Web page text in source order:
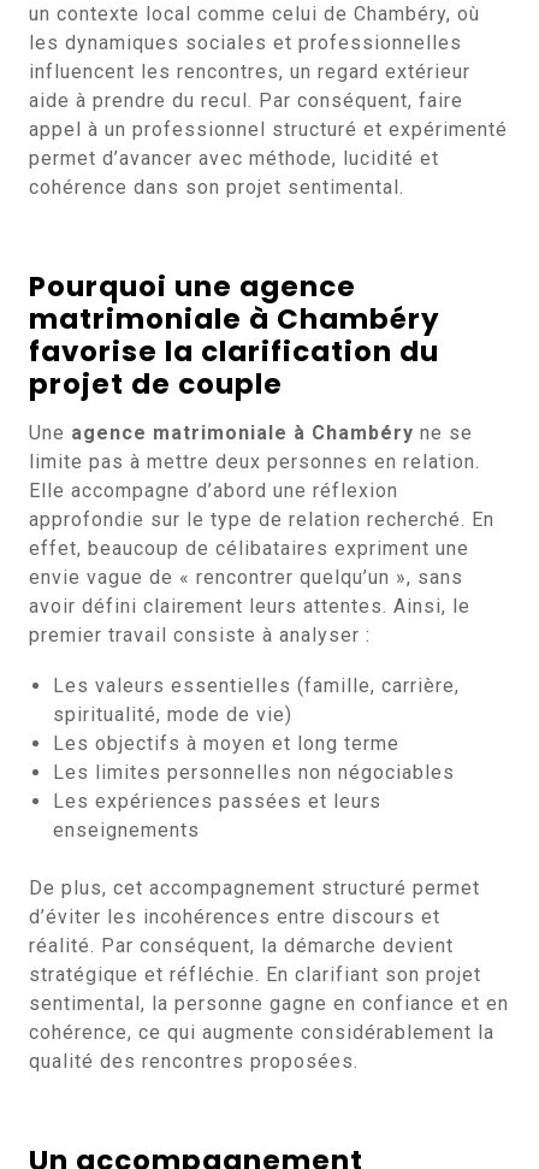
un contexte local comme celui de Chambéry, où
les dynamiques sociales et professionnelles
influencent les rencontres, un regard extérieur
aide à prendre du recul. Par conséquent, faire
appel à un professionnel structuré et expérimenté
permet d’avancer avec méthode, lucidité et
cohérence dans son projet sentimental.
Pourquoi une agence
matrimoniale à Chambéry
favorise la clarification du
projet de couple
Une agence matrimoniale à Chambéry ne se
limite pas à mettre deux personnes en relation.
Elle accompagne d’abord une réflexion
approfondie sur le type de relation recherché. En
effet, beaucoup de célibataires expriment une
envie vague de « rencontrer quelqu’un », sans
avoir défini clairement leurs attentes. Ainsi, le
premier travail consiste à analyser :
Les valeurs essentielles (famille, carrière,
spiritualité, mode de vie)
Les objectifs à moyen et long terme
Les limites personnelles non négociables
Les expériences passées et leurs
enseignements
De plus, cet accompagnement structuré permet
d’éviter les incohérences entre discours et
réalité. Par conséquent, la démarche devient
stratégique et réfléchie. En clarifiant son projet
sentimental, la personne gagne en confiance et en
cohérence, ce qui augmente considérablement la
qualité des rencontres proposées.
Un accompagnement